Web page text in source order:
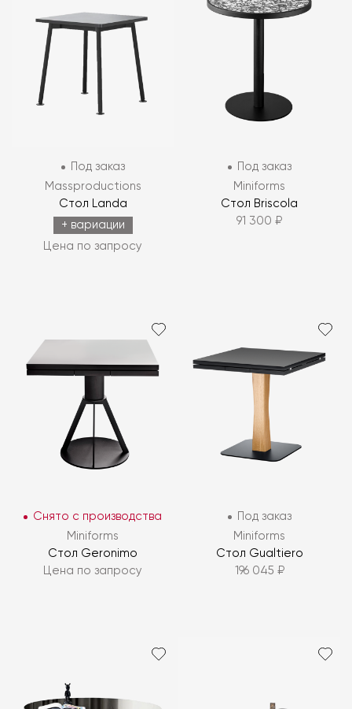
Под заказ
Massproductions
Стол Landa
+ вариации
Цена по запросу
Под заказ
Miniforms
Стол Briscola
91 300 ₽
Снято с производства
Miniforms
Стол Geronimo
Цена по запросу
Под заказ
Miniforms
Стол Gualtiero
196 045 ₽